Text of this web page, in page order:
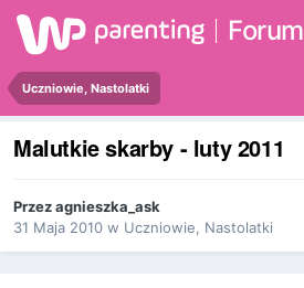
Forum
Uczniowie, Nastolatki
Malutkie skarby - luty 2011
Przezagnieszka_ask
31 Maja 2010 w Uczniowie, Nastolatki